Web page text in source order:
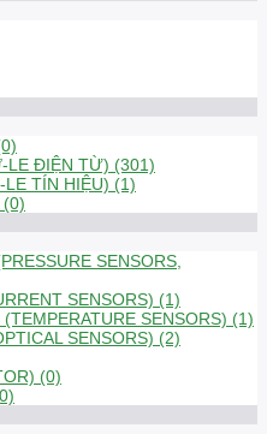
LE ĐIỆN TỪ) (301)
LE TÍN HIỆU) (1)
(0)
SENSORS,
SENSORS) (1)
SENSORS) (1)
SENSORS) (2)
(0)